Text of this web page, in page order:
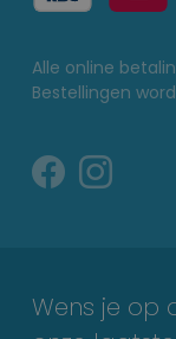
Alle online
Bestellingen
Wens je op